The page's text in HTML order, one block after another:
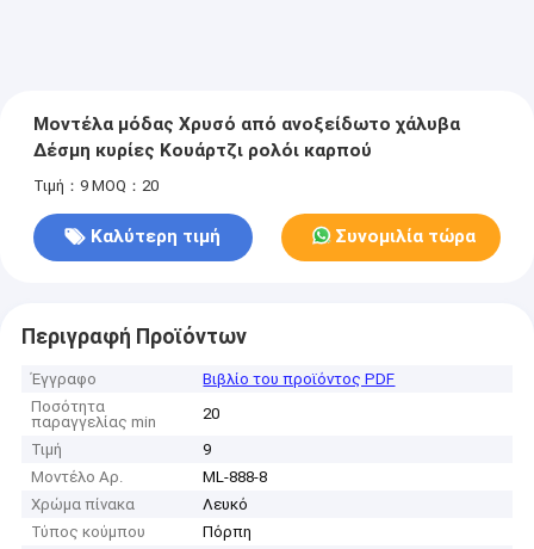
Μοντέλα μόδας Χρυσό από ανοξείδωτο χάλυβα
Δέσμη κυρίες Κουάρτζι ρολόι καρπού
Τιμή：9 MOQ：20
Καλύτερη τιμή Συνομιλία τώρα
Περιγραφή Προϊόντων
Έγγραφο
Βιβλίο του προϊόντος PDF
Ποσότητα
παραγγελίας min
20
Τιμή
9
Μοντέλο Αρ.
ML-888-8
Χρώμα πίνακα
Λευκό
Τύπος κούμπου
Πόρπη